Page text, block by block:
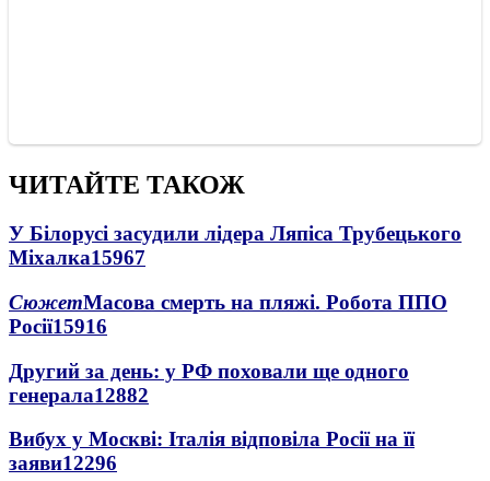
ЧИТАЙТЕ ТАКОЖ
У Білорусі засудили лідера Ляпіса Трубецького
Міхалка15967
СюжетМасова смерть на пляжі. Робота ППО
Росії15916
Другий за день: у РФ поховали ще одного
генерала12882
Вибух у Москві: Італія відповіла Росії на її
заяви12296